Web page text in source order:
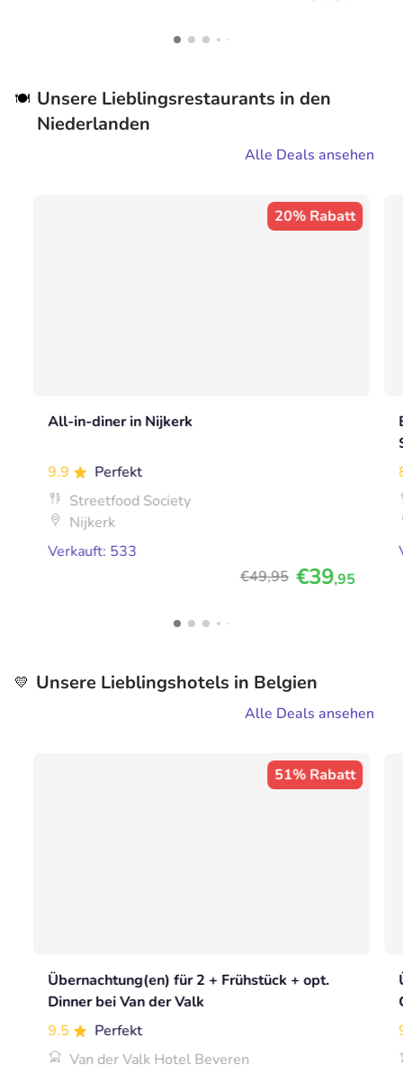
🍽️ Unsere Lieblingsrestaurants in den
Niederlanden
Alle Deals ansehen
20% Rabatt
All-in-diner in Nijkerk
9.9
Perfekt
Streetfood Society
Nijkerk
Verkauft: 533
€49,95 €39,95
💛 Unsere Lieblingshotels in Belgien
Alle Deals ansehen
51% Rabatt
Übernachtung(en) für 2 + Frühstück + opt.
Dinner bei Van der Valk
9.5
Perfekt
Van der Valk Hotel Beveren